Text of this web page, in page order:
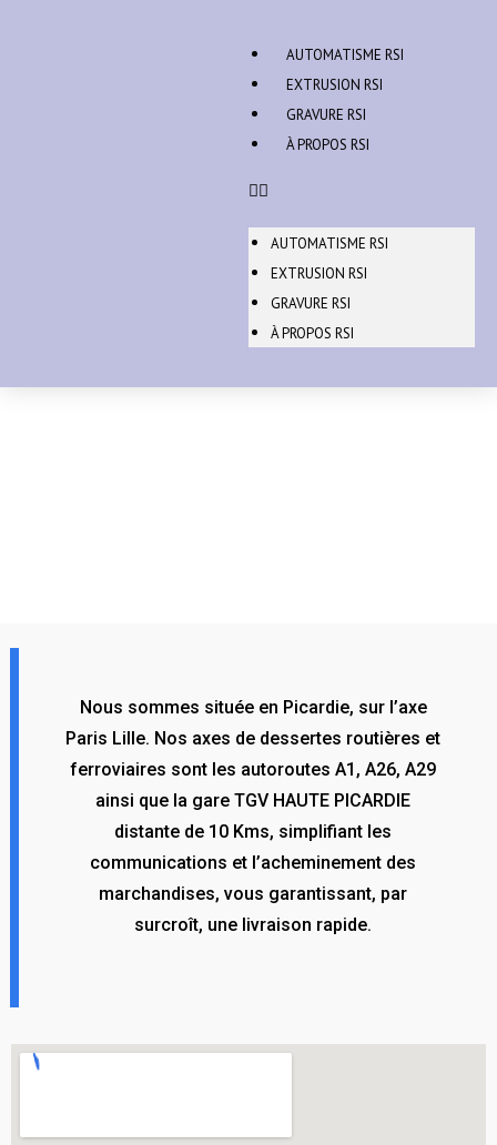
AUTOMATISME RSI
EXTRUSION RSI
GRAVURE RSI
À PROPOS RSI
AUTOMATISME RSI
EXTRUSION RSI
GRAVURE RSI
À PROPOS RSI
Nous sommes située en Picardie, sur l’axe
Paris Lille. Nos axes de dessertes routières et
ferroviaires sont les autoroutes A1, A26, A29
ainsi que la gare TGV HAUTE PICARDIE
distante de 10 Kms, simplifiant les
communications et l’acheminement des
marchandises, vous garantissant, par
surcroît, une livraison rapide.